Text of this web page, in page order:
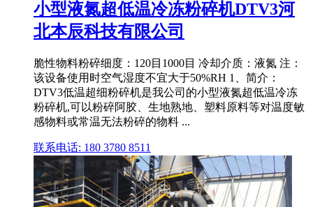
小型液氮超低温冷冻粉碎机DTV3河
北本辰科技有限公司
脆性物料粉碎细度：120目1000目 冷却介质：液氮 注：
该设备使用时空气湿度不宜大于50%RH 1、简介：
DTV3低温超细粉碎机是我公司的小型液氮超低温冷冻
粉碎机,可以粉碎阿胶、生地熟地、塑料原料等对温度敏
感物料或常温无法粉碎的物料 ...
联系电话: 180 3780 8511